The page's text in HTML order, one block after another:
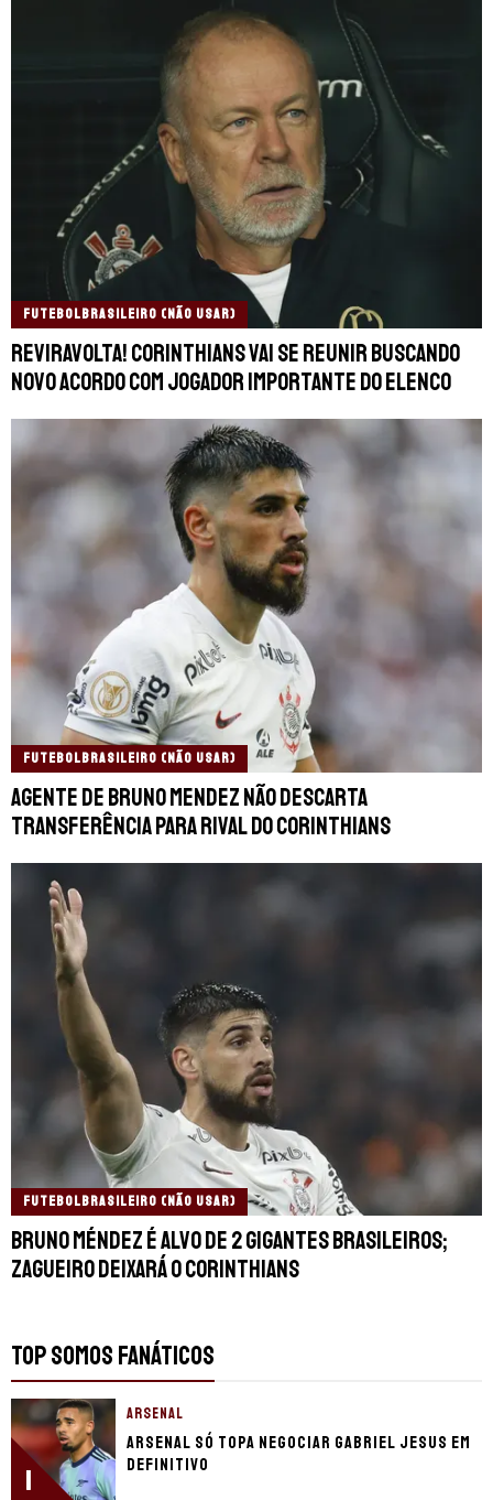
FUTEBOLBRASILEIRO (NÃO USAR)
REVIRAVOLTA! Corinthians vai se reunir buscando
novo acordo com jogador importante do elenco
FUTEBOLBRASILEIRO (NÃO USAR)
Agente de Bruno Mendez não descarta
transferência para rival do Corinthians
FUTEBOLBRASILEIRO (NÃO USAR)
Bruno Méndez é alvo de 2 gigantes brasileiros;
zagueiro deixará o Corinthians
TOP SOMOS FANÁTICOS
1
ARSENAL
Arsenal só topa negociar Gabriel Jesus em
definitivo